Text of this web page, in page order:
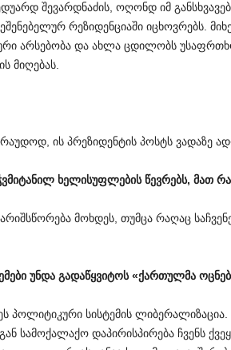
შევარდნაძის, ოღონდ იმ
რეზიდენციაში იცხოვრებს.
არსებობა და ახლა ცდილობს
მიღებას.
ის პრეზიდენტის პოსტს ვადაზე
ხელისუფლების წევრებს, მათ რა
მოხდეს, თუმცა რაღაც
უნდა გადაწყვიტოს«ქართულმა
პოლიტიკური სისტემის
სამოქალაქო დაპირისპირება ჩვენს